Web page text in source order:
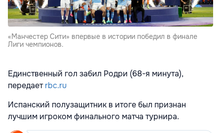
«Манчестер Сити» впервые в истории победил в финале
Лиги чемпионов.
Единственный гол забил Родри (68-я минута),
передаетrbc.ru
Испанский полузащитник в итоге был признан
лучшим игроком финального матча турнира.